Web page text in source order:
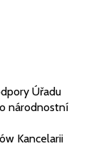
Úřadu
národnostní
Kancelarii